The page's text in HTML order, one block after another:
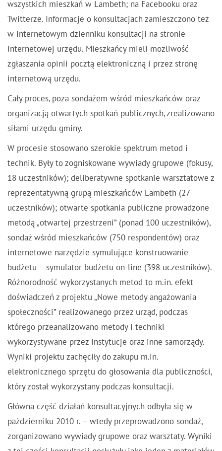
wszystkich mieszkań w Lambeth; na Facebooku oraz
Twitterze. Informacje o konsultacjach zamieszczono też
w internetowym dzienniku konsultacji na stronie
internetowej urzędu. Mieszkańcy mieli możliwość
zgłaszania opinii pocztą elektroniczną i przez stronę
internetową urzędu.
Cały proces, poza sondażem wśród mieszkańców oraz
organizacją otwartych spotkań publicznych, zrealizowano
siłami urzędu gminy.
W procesie stosowano szerokie spektrum metod i
technik. Były to zogniskowane wywiady grupowe (fokusy,
18 uczestników); deliberatywne spotkanie warsztatowe z
reprezentatywną grupą mieszkańców Lambeth (27
uczestników); otwarte spotkania publiczne prowadzone
metodą „otwartej przestrzeni” (ponad 100 uczestników),
sondaż wśród mieszkańców (750 respondentów) oraz
internetowe narzędzie symulujące konstruowanie
budżetu – symulator budżetu on-line (398 uczestników).
Różnorodność wykorzystanych metod to m.in. efekt
doświadczeń z projektu „Nowe metody angażowania
społeczności” realizowanego przez urząd, podczas
którego przeanalizowano metody i techniki
wykorzystywane przez instytucje oraz inne samorządy.
Wyniki projektu zachęciły do zakupu m.in.
elektronicznego sprzętu do głosowania dla publiczności,
który został wykorzystany podczas konsultacji.
Główna część działań konsultacyjnych odbyła się w
październiku 2010 r. – wtedy przeprowadzono sondaż,
zorganizowano wywiady grupowe oraz warsztaty. Wyniki